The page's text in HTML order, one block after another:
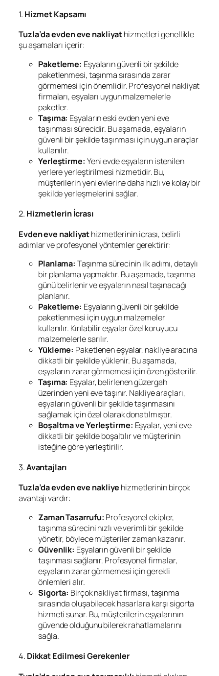
1. Hizmet Kapsamı
Tuzla’da evden eve nakliyathizmetleri genellikle
şu aşamaları içerir:
Paketleme: Eşyaların güvenli bir şekilde
paketlenmesi, taşınma sırasında zarar
görmemesi için önemlidir. Profesyonel nakliyat
firmaları, eşyaları uygun malzemelerle
paketler.
Taşıma: Eşyaların eski evden yeni eve
taşınması sürecidir. Bu aşamada, eşyaların
güvenli bir şekilde taşınması için uygun araçlar
kullanılır.
Yerleştirme: Yeni evde eşyaların istenilen
yerlere yerleştirilmesi hizmetidir. Bu,
müşterilerin yeni evlerine daha hızlı ve kolay bir
şekilde yerleşmelerini sağlar.
2. Hizmetlerin İcrası
Evden eve nakliyathizmetlerinin icrası, belirli
adımlar ve profesyonel yöntemler gerektirir:
Planlama: Taşınma sürecinin ilk adımı, detaylı
bir planlama yapmaktır. Bu aşamada, taşınma
günü belirlenir ve eşyaların nasıl taşınacağı
planlanır.
Paketleme: Eşyaların güvenli bir şekilde
paketlenmesi için uygun malzemeler
kullanılır. Kırılabilir eşyalar özel koruyucu
malzemelerle sarılır.
Yükleme: Paketlenen eşyalar, nakliye aracına
dikkatli bir şekilde yüklenir. Bu aşamada,
eşyaların zarar görmemesi için özen gösterilir.
Taşıma: Eşyalar, belirlenen güzergah
üzerinden yeni eve taşınır. Nakliye araçları,
eşyaların güvenli bir şekilde taşınmasını
sağlamak için özel olarak donatılmıştır.
Boşaltma ve Yerleştirme: Eşyalar, yeni eve
dikkatli bir şekilde boşaltılır ve müşterinin
isteğine göre yerleştirilir.
3.Avantajları
Tuzla’da evden eve nakliye hizmetlerinin birçok
avantajı vardır:
Zaman Tasarrufu: Profesyonel ekipler,
taşınma sürecini hızlı ve verimli bir şekilde
yönetir, böylece müşteriler zaman kazanır.
Güvenlik: Eşyaların güvenli bir şekilde
taşınması sağlanır. Profesyonel firmalar,
eşyaların zarar görmemesi için gerekli
önlemleri alır.
Sigorta: Birçok nakliyat firması, taşınma
sırasında oluşabilecek hasarlara karşı sigorta
hizmeti sunar. Bu, müşterilerin eşyalarının
güvende olduğunu bilerek rahatlamalarını
sağla.
4. Dikkat Edilmesi Gerekenler